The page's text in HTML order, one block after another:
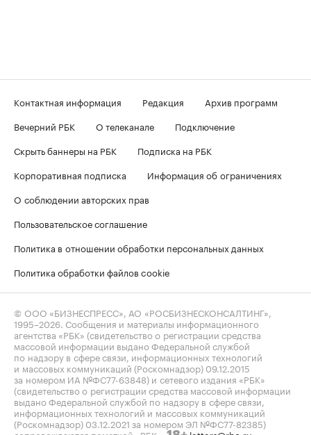
Контактная информация Редакция
Архив программ
Вечерний РБК
О телеканале
Подключение
Скрыть баннеры на РБК
Подписка на РБК
Корпоративная подписка
Информация об ограничениях
О соблюдении авторских прав
Пользовательское соглашение
Политика в отношении обработки персональных данных
Политика обработки файлов cookie
© ООО «БИЗНЕСПРЕСС», АО «РОСБИЗНЕСКОНСАЛТИНГ»,
1995–2026 . Сообщения и материалы информационного
агентства «РБК» (свидетельство о регистрации средства
массовой информации выдано Федеральной службой
по надзору в сфере связи, информационных технологий
и массовых коммуникаций (Роскомнадзор) 09.12.2015
за номером ИА №ФС77-63848) и сетевого издания «РБК»
(свидетельство о регистрации средства массовой информации
выдано Федеральной службой по надзору в сфере связи,
информационных технологий и массовых коммуникаций
(Роскомнадзор) 03.12.2021 за номером ЭЛ №ФС77-82385)